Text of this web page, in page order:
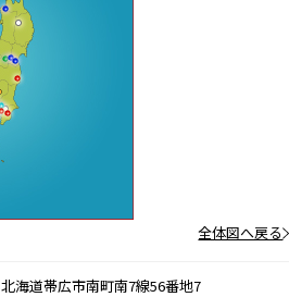
全体図へ戻る
北海道帯広市南町南7線56番地7